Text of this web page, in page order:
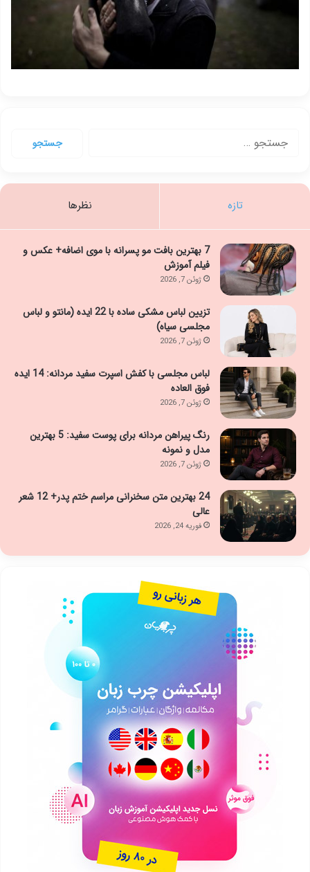
تازه نظرها
7 بهترین بافت مو پسرانه با موی اضافه+ عکس و
فیلم آموزش
ژوئن 7, 2026
تزیین لباس مشکی ساده با 22 ایده (مانتو و لباس
مجلسی سیاه)
ژوئن 7, 2026
لباس مجلسی با کفش اسپرت سفید مردانه: 14 ایده
فوق العاده
ژوئن 7, 2026
رنگ پیراهن مردانه برای پوست سفید: 5 بهترین
مدل و نمونه
ژوئن 7, 2026
24 بهترین متن سخنرانی مراسم ختم پدر+ 12 شعر
عالی
فوریه 24, 2026